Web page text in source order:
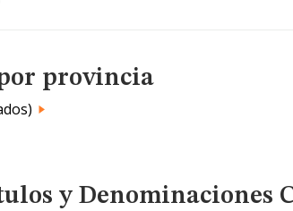
provincia
Comerciales
y Denominaciones